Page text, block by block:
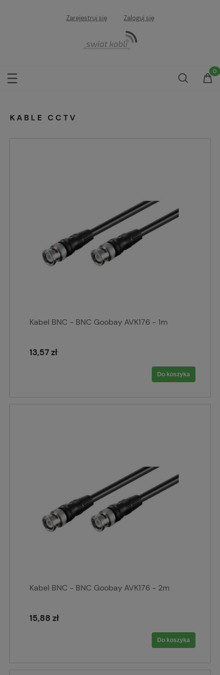
Zarejestruj się Zaloguj się
KABLE CCTV
Kabel BNC - BNC Goobay AVK176 - 1m
13,57 zł
Do koszyka
Kabel BNC - BNC Goobay AVK176 - 2m
15,88 zł
Do koszyka